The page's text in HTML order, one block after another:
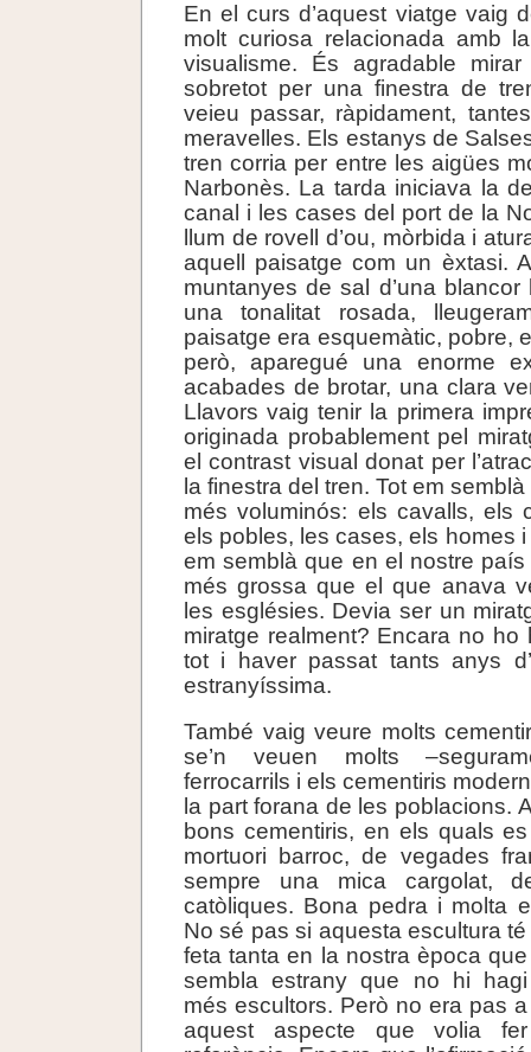
En el curs d’aquest viatge vaig
molt curiosa relacionada amb
visualisme. És agradable
sobretot per una finestra de
veieu passar, ràpidament,
meravelles. Els estanys de
tren corria per entre les aigües
Narbonès. La tarda iniciava la
canal i les cases del port de la
llum de rovell d’ou, mòrbida i
aquell paisatge com un èxtasi.
muntanyes de sal d’una
una tonalitat rosada,
paisatge era esquemàtic, pobre,
però, aparegué una enorme
acabades de brotar, una clara
Llavors vaig tenir la primera
originada probablement pel
el contrast visual donat per
la finestra del tren. Tot em
més voluminós: els cavalls, els
els pobles, les cases, els homes
em semblà que en el nostre
més grossa que el que anava
les esglésies. Devia ser un
miratge realment? Encara no ho
tot i haver passat tants anys
estranyíssima.
També vaig veure molts
se’n veuen molts
ferrocarrils i els cementiris
la part forana de les poblacions.
bons cementiris, en els quals
mortuori barroc, de vegades
sempre una mica cargolat,
catòliques. Bona pedra i molta
No sé pas si aquesta escultura té
feta tanta en la nostra època que
sembla estrany que no hi hagi
més escultors. Però no era pas a
aquest aspecte que volia fer